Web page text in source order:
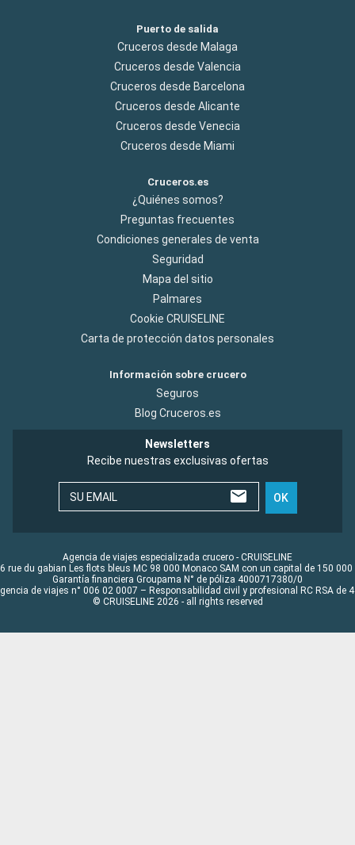
Puerto de salida
Cruceros desde Malaga
Cruceros desde Valencia
Cruceros desde Barcelona
Cruceros desde Alicante
Cruceros desde Venecia
Cruceros desde Miami
Cruceros.es
¿Quiénes somos?
Preguntas frecuentes
Condiciones generales de venta
Seguridad
Mapa del sitio
Palmares
Cookie CRUISELINE
Carta de protección datos personales
Información sobre crucero
Seguros
Blog Cruceros.es
Newsletters
Recibe nuestras exclusivas ofertas
SU EMAIL OK
Agencia de viajes especializada crucero - CRUISELINE
rue du gabian Les flots bleus MC 98 000 Monaco SAM con un capital de 150 000
Garantía financiera Groupama N° de póliza 4000717380/0
de viajes n° 006 02 0007 – Responsabilidad civil y profesional RC RSA de
© CRUISELINE 2026 - all rights reserved